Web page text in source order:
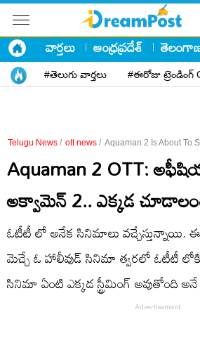
వార్తలు ఆంధ్రప్రదేశ్
#తెలుగు వార్తలు #ఈరోజు
Telugu News / ott news / Aquaman 2 Is About To
Aquaman 2 OTT:
అక్వామెన్ 2.. ఎక్కడ
ఓటీటీ లో అనేక సినిమాలు వచ్చేస్తున్నాయి.
మెచ్చే ఓ హాలీవుడ్ సినిమా త్వరలో ఓటీటీ
సినిమా ఏంటి ఎక్కడ స్ట్రీమింగ్ అవుతోంది